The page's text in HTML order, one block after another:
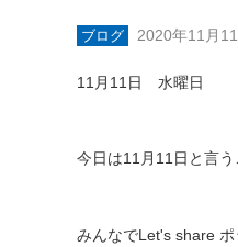
ブログ 2020年11月11
11 月 11 日 水曜日
今日は11月 11日と言
みんなでLet's share